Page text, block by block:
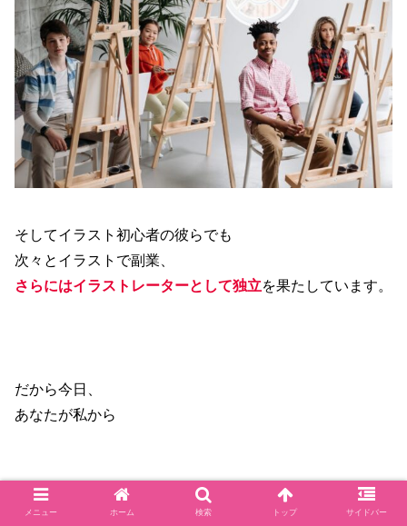
そしてイラスト初心者の彼らでも
次々とイラストで副業、
さらにはイラストレーターとして独立を果たしています。
だから今日、
あなたが私から
思い通り描くためのスキルを
メニュー ホーム 検索 トップ サイドバー